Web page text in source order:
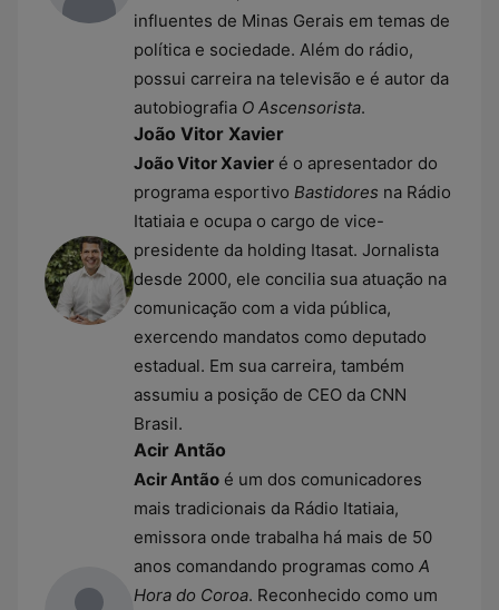
influentes de Minas Gerais em temas de
política e sociedade. Além do rádio,
possui carreira na televisão e é autor da
autobiografia O Ascensorista.
João Vitor Xavier
João Vitor Xavier é o apresentador do
programa esportivo Bastidores na Rádio
Itatiaia e ocupa o cargo de vice-
presidente da holding Itasat. Jornalista
desde 2000, ele concilia sua atuação na
comunicação com a vida pública,
exercendo mandatos como deputado
estadual. Em sua carreira, também
assumiu a posição de CEO da CNN
Brasil.
Acir Antão
Acir Antão é um dos comunicadores
mais tradicionais da Rádio Itatiaia,
emissora onde trabalha há mais de 50
anos comandando programas como A
Hora do Coroa. Reconhecido como um